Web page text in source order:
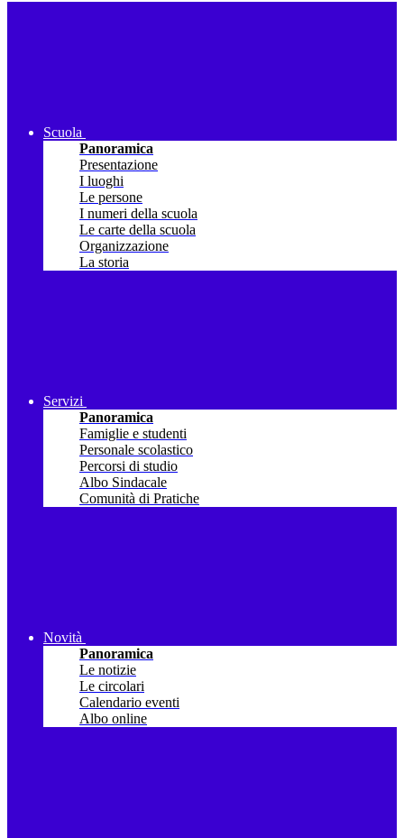
Scuola
Panoramica
Presentazione
I luoghi
Le persone
I numeri della scuola
Le carte della scuola
Organizzazione
La storia
Servizi
Panoramica
Famiglie e studenti
Personale scolastico
Percorsi di studio
Albo Sindacale
Comunità di Pratiche
Novità
Panoramica
Le notizie
Le circolari
Calendario eventi
Albo online